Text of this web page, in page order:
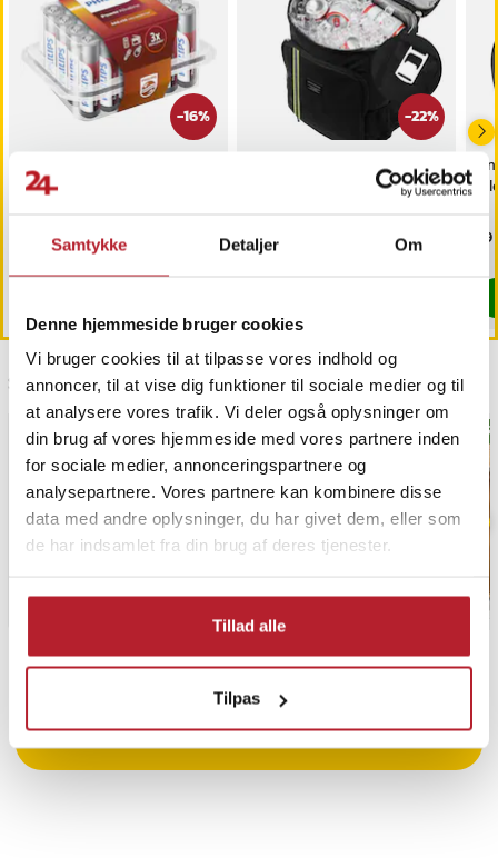
Samtykke Detaljer Om
Denne hjemmeside bruger cookies
Vi bruger cookies til at tilpasse vores indhold og
annoncer, til at vise dig funktioner til sociale medier og til
at analysere vores trafik. Vi deler også oplysninger om
din brug af vores hjemmeside med vores partnere inden
for sociale medier, annonceringspartnere og
analysepartnere. Vores partnere kan kombinere disse
data med andre oplysninger, du har givet dem, eller som
de har indsamlet fra din brug af deres tjenester.
Tillad alle
Tilpas
-16%
Philips Powerlife AAA-
batterier 24-pak
Nuværende pris
109 kr.Tidligere pris
109 kr. 129 kr.
Findes på lager, Leveres i løbet af 1-2 hverdage
-22%
Nuværende pris
279 kr. 359 kr.
279 kr.
Sidst besøgt
PRISGARANTI
UDSALG